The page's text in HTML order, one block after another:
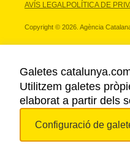
AVÍS LEGALPOLÍTICA DE
Copyright © 2026. Agència
ELS NOSTRES
Galetes
Utilitzem galetes
elaborat a partir dels
Configuració de